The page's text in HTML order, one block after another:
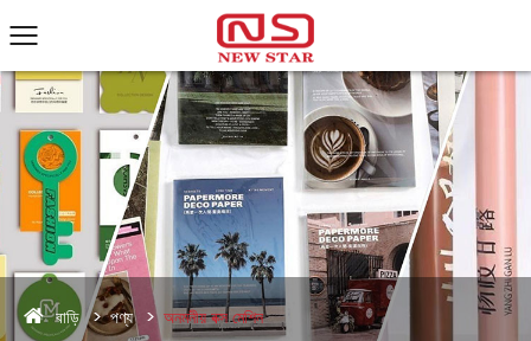
বাড়ি পণ্য অনমনীয় বক্স মেশিন